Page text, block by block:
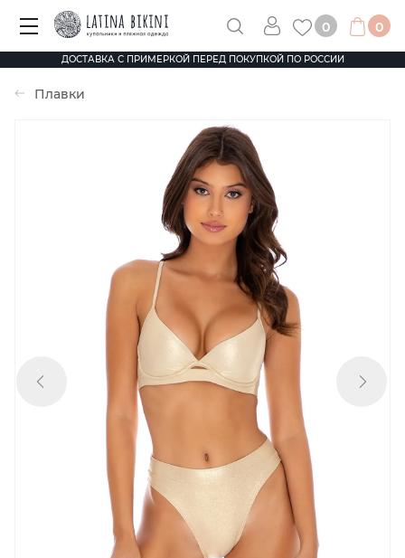
ДОСТАВКА С ПРИМЕРКОЙ ПЕРЕД ПОКУПКОЙ ПО РОССИИ
0 0
Плавки